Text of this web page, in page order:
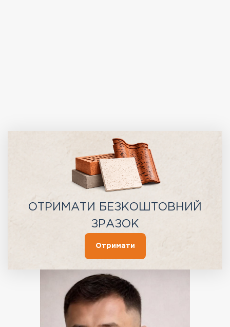
ОТРИМАТИ БЕЗКОШТОВНИЙ
ЗРАЗОК
Отримати